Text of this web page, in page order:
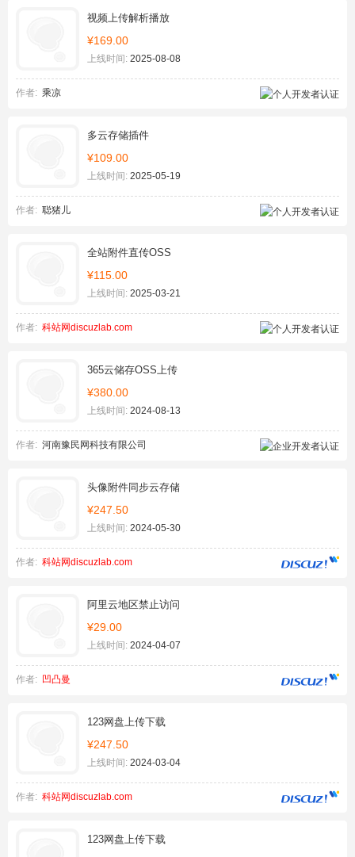
视频上传解析播放
¥169.00
上线时间: 2025-08-08
作者: 乘凉
多云存储插件
¥109.00
上线时间: 2025-05-19
作者: 聪猪儿
全站附件直传OSS
¥115.00
上线时间: 2025-03-21
作者: 科站网discuzlab.com
365云储存OSS上传
¥380.00
上线时间: 2024-08-13
作者: 河南豫民网科技有限公司
头像附件同步云存储
¥247.50
上线时间: 2024-05-30
作者: 科站网discuzlab.com
阿里云地区禁止访问
¥29.00
上线时间: 2024-04-07
作者: 凹凸曼
123网盘上传下载
¥247.50
上线时间: 2024-03-04
作者: 科站网discuzlab.com
123网盘上传下载